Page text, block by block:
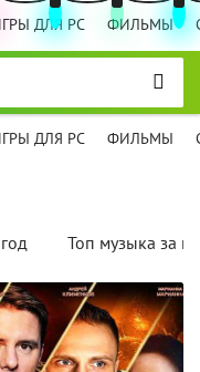
ДЛЯ PC ФИЛЬМЫ
ДЛЯ PC ФИЛЬМЫ
Топ музыка за